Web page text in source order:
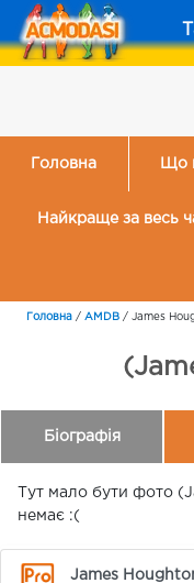
Головна Що
Найкраще за весь
Головна / AMDB / James
Біографія
Тут мало бути фото
немає :(
James